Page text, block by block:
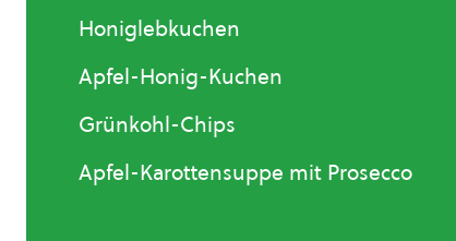
Honiglebkuchen
Apfel-Honig-Kuchen
Grünkohl-Chips
Apfel-Karottensuppe mit Prosecco